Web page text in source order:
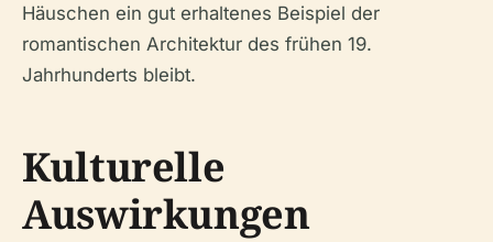
Häuschen ein gut erhaltenes Beispiel der
romantischen Architektur des frühen 19.
Jahrhunderts bleibt.
Kulturelle
Auswirkungen